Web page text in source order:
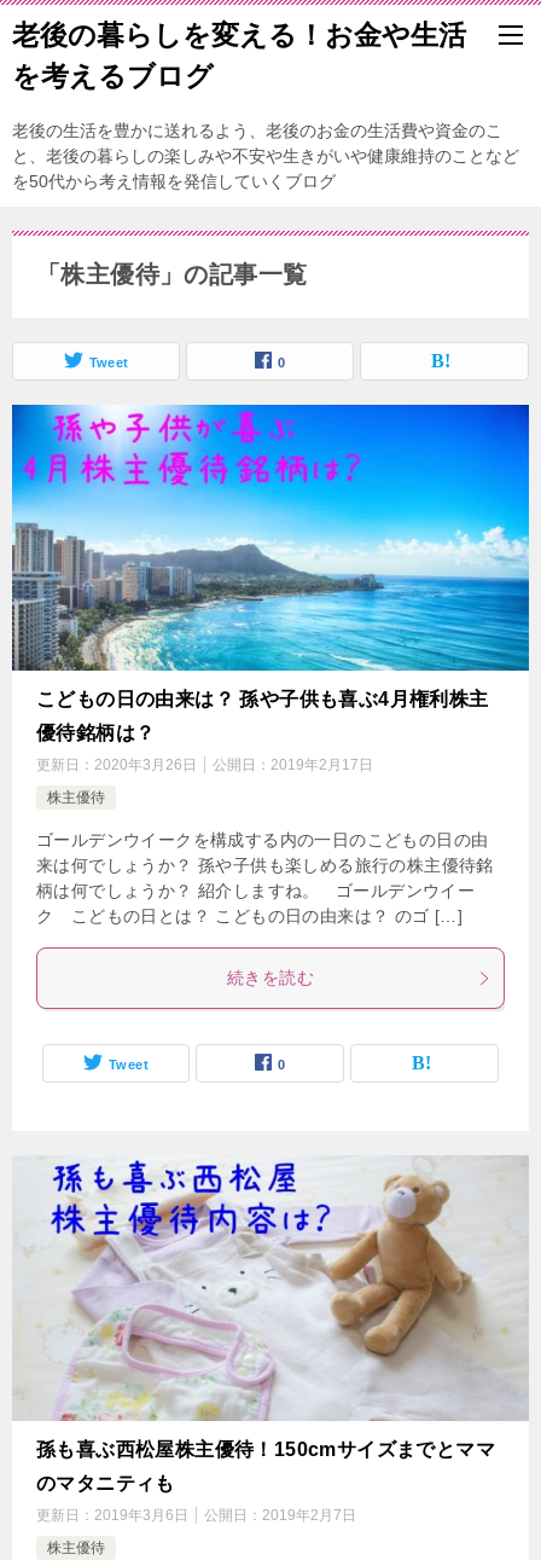
老後の暮らしを変える！お金や生活
を考えるブログ
老後の生活を豊かに送れるよう、老後のお金の生活費や資金のこ
と、老後の暮らしの楽しみや不安や生きがいや健康維持のことなど
を50代から考え情報を発信していくブログ
「株主優待」の記事一覧
Tweet 0
こどもの日の由来は？ 孫や子供も喜ぶ4月権利株主
優待銘柄は？
更新日： 2020年3月26日 公開日： 2019年2月17日
株主優待
ゴールデンウイークを構成する内の一日のこどもの日の由
来は何でしょうか？ 孫や子供も楽しめる旅行の株主優待銘
柄は何でしょうか？ 紹介しますね。 ゴールデンウイー
ク こどもの日とは？ こどもの日の由来は？ のゴ […]
続きを読む
Tweet 0
孫も喜ぶ西松屋株主優待！150cmサイズまでとママ
のマタニティも
更新日： 2019年3月6日 公開日： 2019年2月7日
株主優待